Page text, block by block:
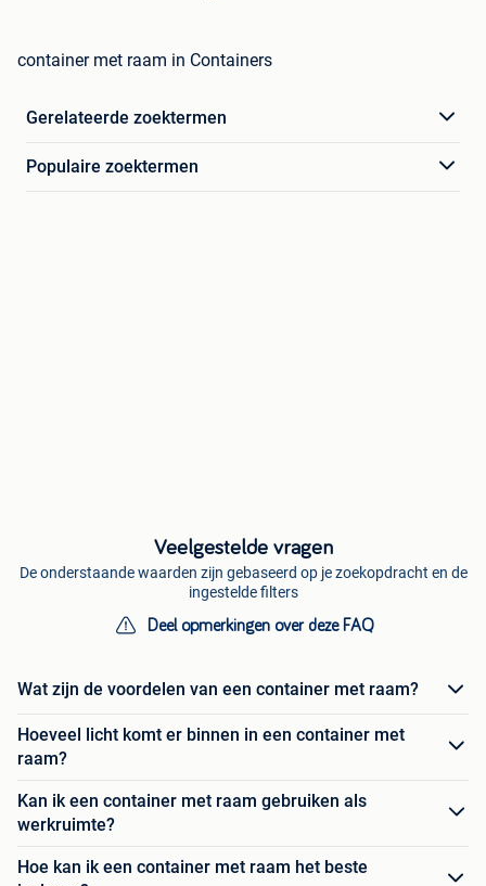
container met raam in Containers
Gerelateerde zoektermen
Populaire zoektermen
Veelgestelde vragen
De onderstaande waarden zijn gebaseerd op je zoekopdracht en de
ingestelde filters
Deel opmerkingen over deze FAQ
Wat zijn de voordelen van een container met raam?
Hoeveel licht komt er binnen in een container met
raam?
Kan ik een container met raam gebruiken als
werkruimte?
Hoe kan ik een container met raam het beste